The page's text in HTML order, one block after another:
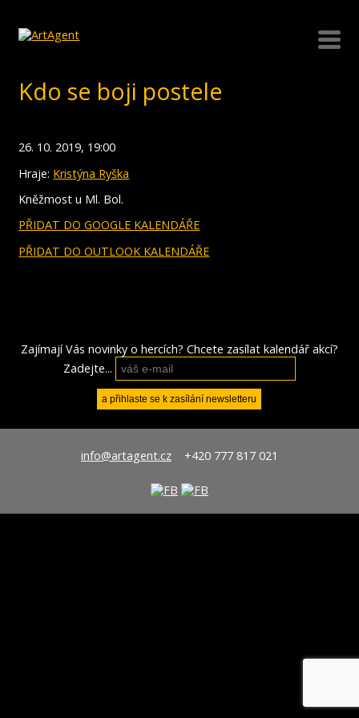
Kdo se boji postele
26. 10. 2019, 19:00
Hraje: Kristýna Ryška
Kněžmost u Ml. Bol.
PŘIDAT DO GOOGLE KALENDÁŘE
PŘIDAT DO OUTLOOK KALENDÁŘE
Zajímají Vás novinky o hercích? Chcete zasílat kalendář akcí?
Zadejte...
info@artagent.cz+420 777 817 021